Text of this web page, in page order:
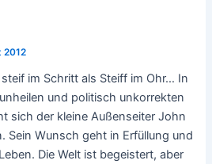
2012
im Schritt als Steiff im Ohr… In
und politisch unkorrekten
sich der kleine Außenseiter John
Sein Wunsch geht in Erfüllung und
Die Welt ist begeistert, aber